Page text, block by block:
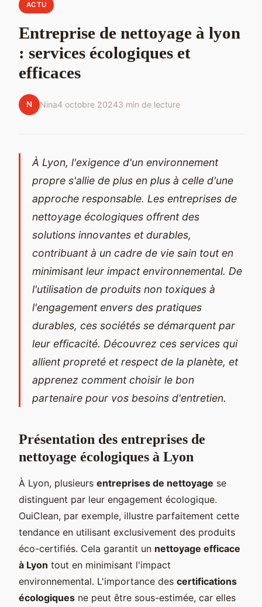
ACTU
Entreprise de nettoyage à lyon
: services écologiques et
efficaces
N Nina4 octobre 20243 min de lecture
À Lyon, l'exigence d'un environnement
propre s'allie de plus en plus à celle d'une
approche responsable. Les entreprises de
nettoyage écologiques offrent des
solutions innovantes et durables,
contribuant à un cadre de vie sain tout en
minimisant leur impact environnemental. De
l'utilisation de produits non toxiques à
l'engagement envers des pratiques
durables, ces sociétés se démarquent par
leur efficacité. Découvrez ces services qui
allient propreté et respect de la planète, et
apprenez comment choisir le bon
partenaire pour vos besoins d'entretien.
Présentation des entreprises de
nettoyage écologiques à Lyon
À Lyon, plusieurs entreprises de nettoyage se
distinguent par leur engagement écologique.
OuiClean, par exemple, illustre parfaitement cette
tendance en utilisant exclusivement des produits
éco-certifiés. Cela garantit un nettoyage efficace
à Lyon tout en minimisant l'impact
environnemental. L'importance des certifications
écologiques ne peut être sous-estimée, car elles